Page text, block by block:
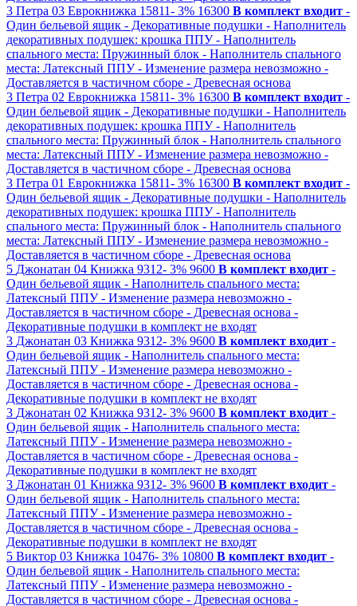
3 Петра 03 Еврокнижка 15811- 3% 16300 В комплект входит -
Один бельевой ящик - Декоративные подушки - Наполнитель
декоративных подушек: крошка ППУ - Наполнитель
спального места: Пружинный блок - Наполнитель спального
места: Латексный ППУ - Изменение размера невозможно -
Доставляется в частичном сборе - Древесная основа
3 Петра 02 Еврокнижка 15811- 3% 16300 В комплект входит -
Один бельевой ящик - Декоративные подушки - Наполнитель
декоративных подушек: крошка ППУ - Наполнитель
спального места: Пружинный блок - Наполнитель спального
места: Латексный ППУ - Изменение размера невозможно -
Доставляется в частичном сборе - Древесная основа
3 Петра 01 Еврокнижка 15811- 3% 16300 В комплект входит -
Один бельевой ящик - Декоративные подушки - Наполнитель
декоративных подушек: крошка ППУ - Наполнитель
спального места: Пружинный блок - Наполнитель спального
места: Латексный ППУ - Изменение размера невозможно -
Доставляется в частичном сборе - Древесная основа
5 Джонатан 04 Книжка 9312- 3% 9600 В комплект входит -
Один бельевой ящик - Наполнитель спального места:
Латексный ППУ - Изменение размера невозможно -
Доставляется в частичном сборе - Древесная основа -
Декоративные подушки в комплект не входят
3 Джонатан 03 Книжка 9312- 3% 9600 В комплект входит -
Один бельевой ящик - Наполнитель спального места:
Латексный ППУ - Изменение размера невозможно -
Доставляется в частичном сборе - Древесная основа -
Декоративные подушки в комплект не входят
3 Джонатан 02 Книжка 9312- 3% 9600 В комплект входит -
Один бельевой ящик - Наполнитель спального места:
Латексный ППУ - Изменение размера невозможно -
Доставляется в частичном сборе - Древесная основа -
Декоративные подушки в комплект не входят
3 Джонатан 01 Книжка 9312- 3% 9600 В комплект входит -
Один бельевой ящик - Наполнитель спального места:
Латексный ППУ - Изменение размера невозможно -
Доставляется в частичном сборе - Древесная основа -
Декоративные подушки в комплект не входят
5 Виктор 03 Книжка 10476- 3% 10800 В комплект входит -
Один бельевой ящик - Наполнитель спального места:
Латексный ППУ - Изменение размера невозможно -
Доставляется в частичном сборе - Древесная основа -